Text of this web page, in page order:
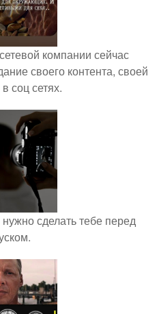
компании сейчас
своего контента, своей
соц сетях.
сделать тебе перед